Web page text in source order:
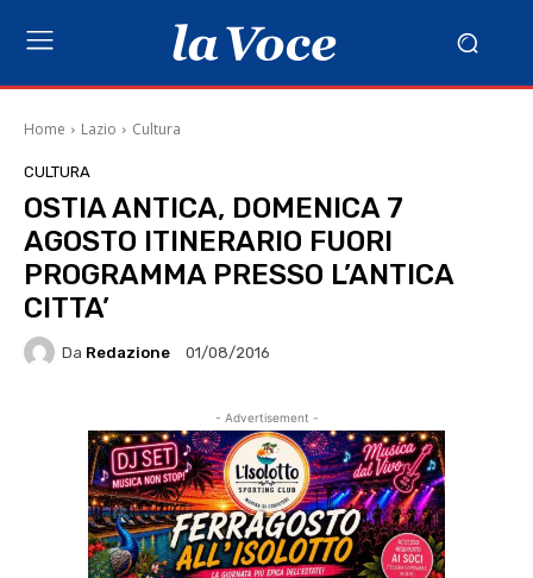
Home Lazio Cultura
CULTURA
OSTIA ANTICA, DOMENICA 7
AGOSTO ITINERARIO FUORI
PROGRAMMA PRESSO L’ANTICA
CITTA’
Da Redazione 01/08/2016
- Advertisement -